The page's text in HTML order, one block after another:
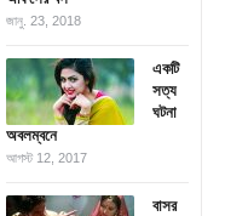
জানু. 23, 2018
একটি
সত্য
ঘটনা
অবলম্বনে
আগস্ট 12, 2017
বাসর